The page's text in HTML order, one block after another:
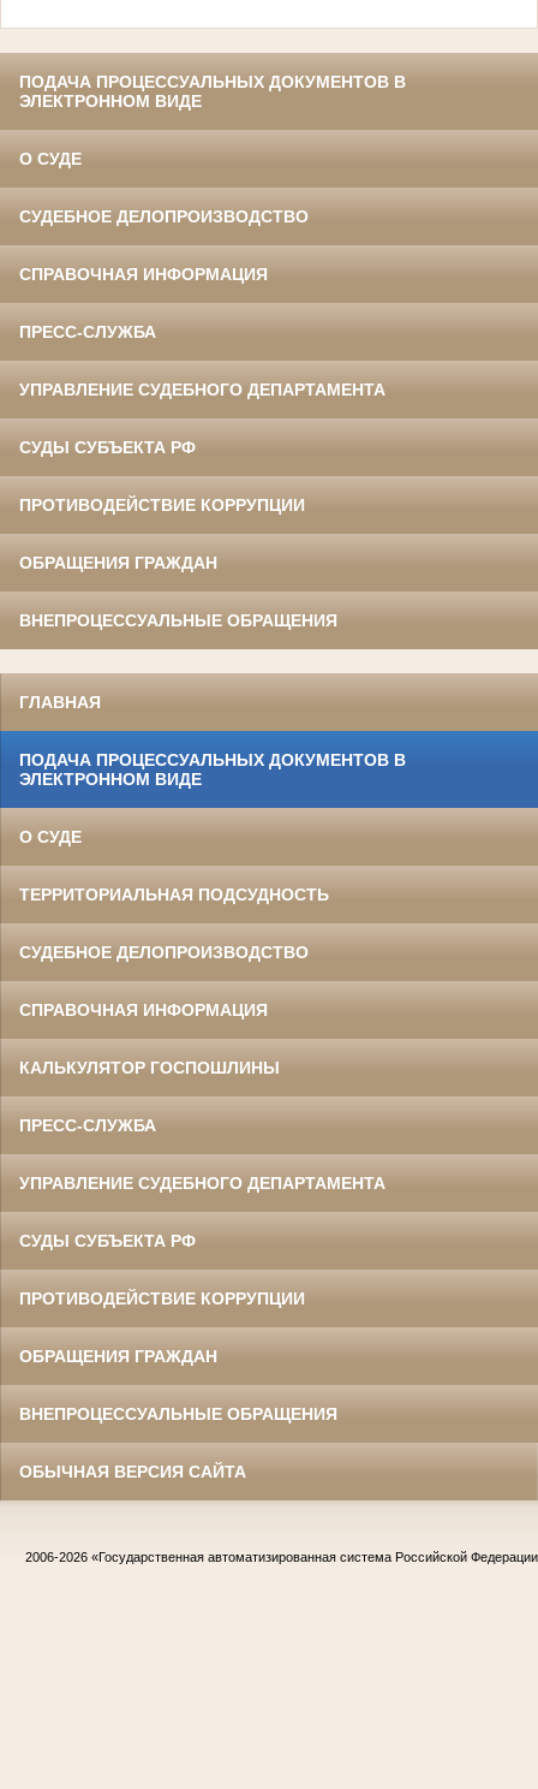
ПОДАЧА ПРОЦЕССУАЛЬНЫХ ДОКУМЕНТОВ В
ЭЛЕКТРОННОМ ВИДЕ
О СУДЕ
СУДЕБНОЕ ДЕЛОПРОИЗВОДСТВО
СПРАВОЧНАЯ ИНФОРМАЦИЯ
ПРЕСС-СЛУЖБА
УПРАВЛЕНИЕ СУДЕБНОГО ДЕПАРТАМЕНТА
СУДЫ СУБЪЕКТА РФ
ПРОТИВОДЕЙСТВИЕ КОРРУПЦИИ
ОБРАЩЕНИЯ ГРАЖДАН
ВНЕПРОЦЕССУАЛЬНЫЕ ОБРАЩЕНИЯ
ГЛАВНАЯ
ПОДАЧА ПРОЦЕССУАЛЬНЫХ ДОКУМЕНТОВ В
ЭЛЕКТРОННОМ ВИДЕ
О СУДЕ
ТЕРРИТОРИАЛЬНАЯ ПОДСУДНОСТЬ
СУДЕБНОЕ ДЕЛОПРОИЗВОДСТВО
СПРАВОЧНАЯ ИНФОРМАЦИЯ
КАЛЬКУЛЯТОР ГОСПОШЛИНЫ
ПРЕСС-СЛУЖБА
УПРАВЛЕНИЕ СУДЕБНОГО ДЕПАРТАМЕНТА
СУДЫ СУБЪЕКТА РФ
ПРОТИВОДЕЙСТВИЕ КОРРУПЦИИ
ОБРАЩЕНИЯ ГРАЖДАН
ВНЕПРОЦЕССУАЛЬНЫЕ ОБРАЩЕНИЯ
ОБЫЧНАЯ ВЕРСИЯ САЙТА
2006-2026 «Государственная автоматизированная система Российской